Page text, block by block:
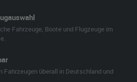
Fahrzeuge, Boote und Flugzeuge im
Fahrzeugen überall in Deutschland und